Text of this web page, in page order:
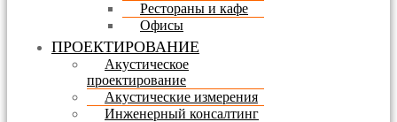
Рестораны и кафе
Офисы
ПРОЕКТИРОВАНИЕ
Акустическое
проектирование
Акустические измерения
Инженерный консалтинг